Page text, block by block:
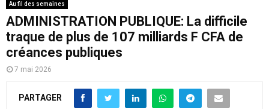
Au fil des semaines
ADMINISTRATION PUBLIQUE: La difficile
traque de plus de 107 milliards F CFA de
créances publiques
7 mai 2026
PARTAGER